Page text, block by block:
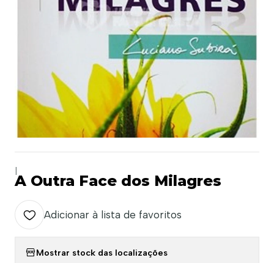
A Outra Face dos Milagres
Adicionar à lista de favoritos
Mostrar stock das localizações